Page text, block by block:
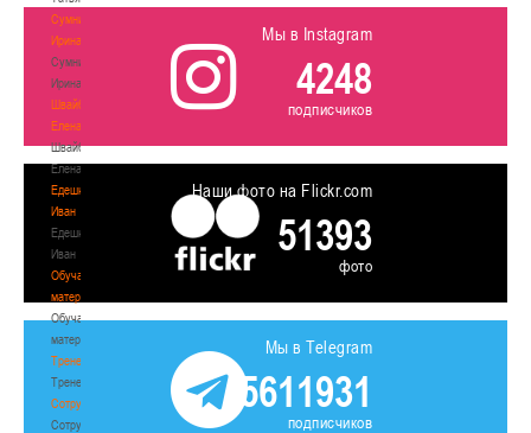
Сумникова
Ирина
Сумникова
Ирина
Швайбович
Елена
Швайбович
Елена
Едешко
Иван
Едешко
Иван
Обучающие
материалы
Обучающие
материалы
Тренерам
Тренерам
Сотрудничество
Сотрудничество
Мы в Instagram
4248
подписчиков
Наши фото на Flickr.com
51393
фото
Мы в Telegram
5611931
подписчиков